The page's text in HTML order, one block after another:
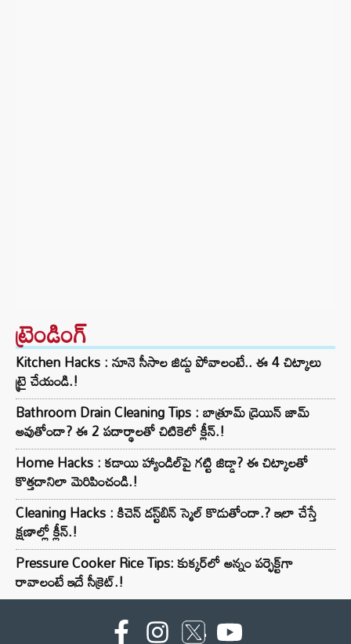
ట్రెండింగ్‌
Kitchen Hacks : నూనె సీసాల జిడ్డు పోవాలంటే.. ఈ 4 చిట్కాలు
ట్రై చేయండి.!
Bathroom Drain Cleaning Tips : బాత్రూమ్ డ్రెయిన్ జామ్
అవుతోందా? ఈ 2 పదార్థాలతో చిటికెలో క్లీన్.!
Home Hacks : కడాయి హ్యాండిల్‌పై గట్టి జిడ్డా? ఈ చిట్కాలతో
కొత్తదానిలా మెరిపించండి.!
Cleaning Hacks : కిచెన్ డస్ట్‌బిన్ స్మెల్ కొడుతోందా.? ఇలా చేస్తే
క్షణాల్లో క్లీన్.!
Pressure Cooker Rice Tips: కుక్కర్‌లో అన్నం పర్ఫెక్ట్‌గా
రావాలంటే ఇదే సీక్రెట్.!